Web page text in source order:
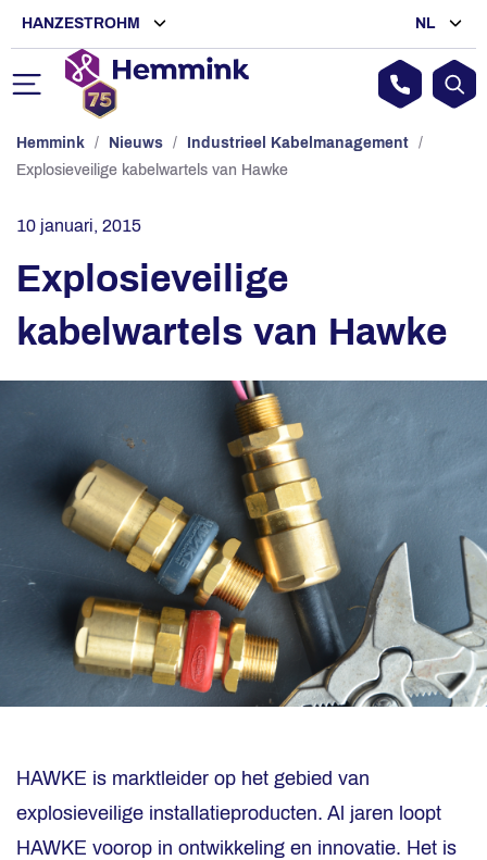
HANZESTROHM NL
Hemmink / Nieuws / Industrieel Kabelmanagement /
Explosieveilige kabelwartels van Hawke
10 januari, 2015
Explosieveilige
kabelwartels van Hawke
HAWKE is marktleider op het gebied van
explosieveilige installatieproducten. Al jaren loopt
HAWKE voorop in ontwikkeling en innovatie. Het is